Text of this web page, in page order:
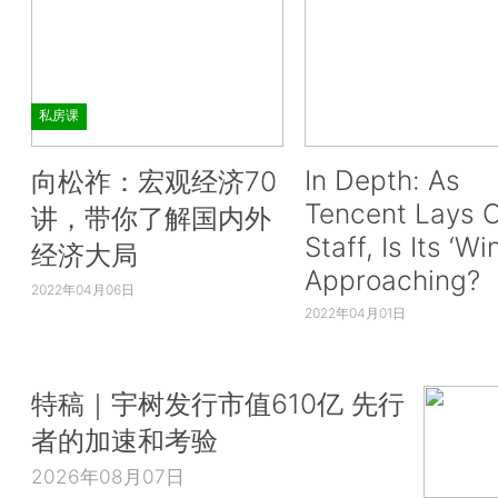
私房课
向松祚：宏观经济70
讲，带你了解国内外
经济大局
2022年04月06日
In Depth: As
Tencent Lays
Staff, Is Its
Approaching?
2022年04月01日
特稿｜宇树发行市值610亿 先行
者的加速和考验
2026年08月07日